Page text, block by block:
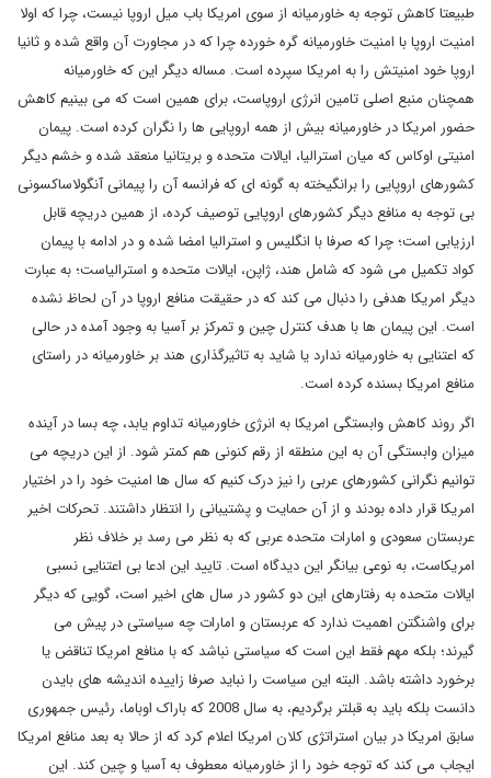
طبیعتا کاهش توجه به خاورمیانه از سوی امریکا باب میل اروپا نیست، چرا که اولا
امنیت اروپا با امنیت خاورمیانه گره خورده چرا که در مجاورت آن واقع شده و ثانیا
اروپا خود امنیتش را به امریکا سپرده است. مساله دیگر این که خاورمیانه
همچنان منبع اصلی تامین انرژی اروپاست، برای همین است که می بینیم کاهش
حضور امریکا در خاورمیانه بیش از همه اروپایی ها را نگران کرده است. پیمان
امنیتی اوکاس که میان استرالیا، ایالات متحده و بریتانیا منعقد شده و خشم دیگر
کشورهای اروپایی را برانگیخته به گونه ای که فرانسه آن را پیمانی آنگولاساکسونی
بی توجه به منافع دیگر کشورهای اروپایی توصیف کرده، از همین دریچه قابل
ارزیابی است؛ چرا که صرفا با انگلیس و استرالیا امضا شده و در ادامه با پیمان
کواد تکمیل می شود که شامل هند، ژاپن، ایالات متحده و استرالیاست؛ به عبارت
دیگر امریکا هدفی را دنبال می کند که در حقیقت منافع اروپا در آن لحاظ نشده
است. این پیمان ها با هدف کنترل چین و تمرکز بر آسیا به وجود آمده در حالی
که اعتنایی به خاورمیانه ندارد یا شاید به تاثیرگذاری هند بر خاورمیانه در راستای
منافع امریکا بسنده کرده است.
اگر روند کاهش وابستگی امریکا به انرژی خاورمیانه تداوم یابد، چه بسا در آینده
میزان وابستگی آن به این منطقه از رقم کنونی هم کمتر شود. از این دریچه می
توانیم نگرانی کشورهای عربی را نیز درک کنیم که سال ها امنیت خود را در اختیار
امریکا قرار داده بودند و از آن حمایت و پشتیبانی را انتظار داشتند. تحرکات اخیر
عربستان سعودی و امارات متحده عربی که به نظر می رسد بر خلاف نظر
امریکاست، به نوعی بیانگر این دیدگاه است. تایید این ادعا بی اعتنایی نسبی
ایالات متحده به رفتارهای این دو کشور در سال های اخیر است، گویی که دیگر
برای واشنگتن اهمیت ندارد که عربستان و امارات چه سیاستی در پیش می
گیرند؛ بلکه مهم فقط این است که سیاستی نباشد که با منافع امریکا تناقض یا
برخورد داشته باشد. البته این سیاست را نباید صرفا زاییده اندیشه های بایدن
دانست بلکه باید به قبلتر برگردیم، به سال 2008 که باراک اوباما، رئیس جمهوری
سابق امریکا در بیان استراتژی کلان امریکا اعلام کرد که از حالا به بعد منافع امریکا
ایجاب می کند که توجه خود را از خاورمیانه معطوف به آسیا و چین کند. این